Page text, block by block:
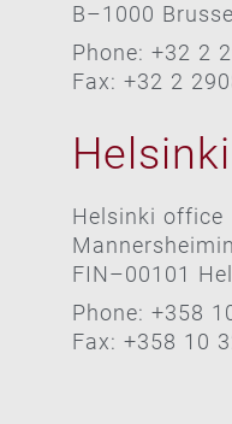
B–1000
Phone: +32 2
Fax: +32 2
Helsinki
Helsinki office
FIN–00101
Phone: +358
Fax: +358 10